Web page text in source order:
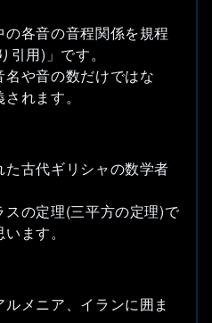
各音の音程関係を規程
用)」です。
や音の数だけではな
れます。
古代ギリシャの数学者
の定理(三平方の定理)で
ます。
メニア、イランに囲ま